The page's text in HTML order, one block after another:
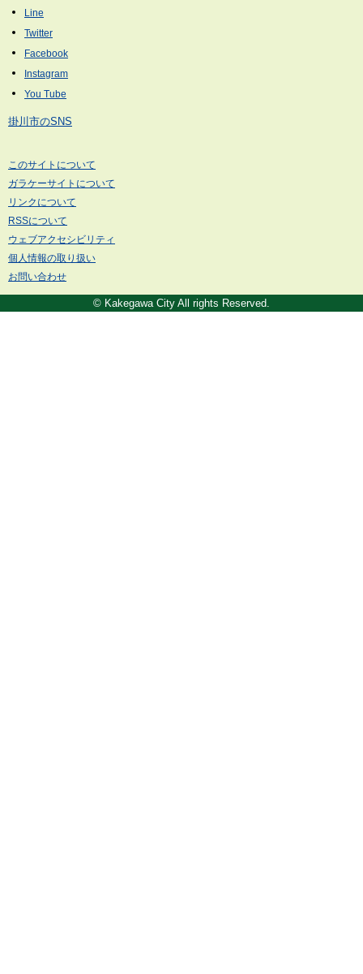
掛川市のSNS
このサイトについて
ガラケーサイトについて
リンクについて
RSSについて
ウェブアクセシビリティ
個人情報の取り扱い
お問い合わせ
© Kakegawa City All rights Reserved.